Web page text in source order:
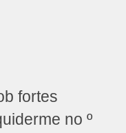
fortes
no º